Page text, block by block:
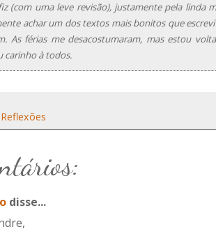
(com uma leve revisão), justamente pela linda
achar um dos textos mais bonitos que escrevi
As férias me desacostumaram, mas estou
carinho à todos.
Reflexões
disse...